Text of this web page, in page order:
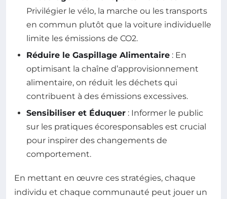
Privilégier le vélo, la marche ou les transports
en commun plutôt que la voiture individuelle
limite les émissions de CO2.
Réduire le Gaspillage Alimentaire : En
optimisant la chaîne d’approvisionnement
alimentaire, on réduit les déchets qui
contribuent à des émissions excessives.
Sensibiliser et Éduquer : Informer le public
sur les pratiques écoresponsables est crucial
pour inspirer des changements de
comportement.
En mettant en œuvre ces stratégies, chaque
individu et chaque communauté peut jouer un